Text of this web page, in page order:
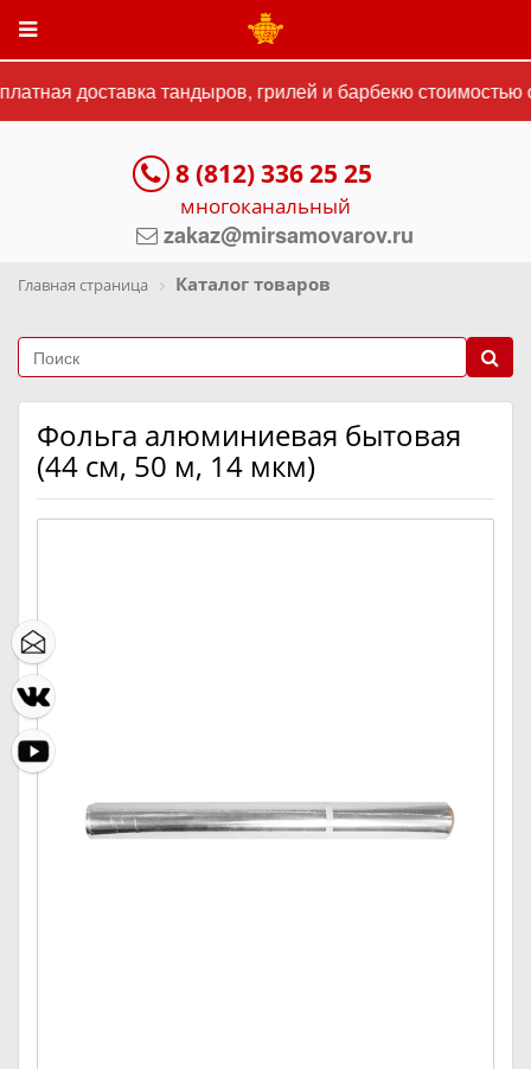
доставка тандыров, грилей и барбекю стоимостью
8 (812) 336 25 25
многоканальный
zakaz@mirsamovarov.ru
Главная страница Каталог товаров
Фольга алюминиевая бытовая
(44 см, 50 м, 14 мкм)